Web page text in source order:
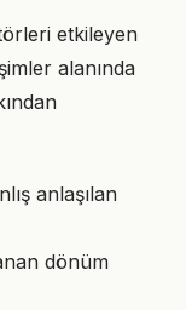
etkileyen
alanında
anlaşılan
dönüm